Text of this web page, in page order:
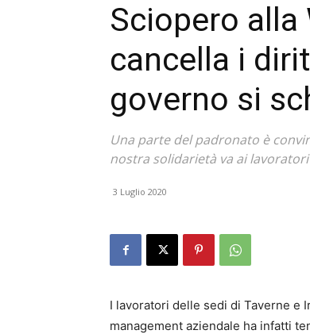
Sciopero alla
cancella i
governo si
Una parte del padronato è
nostra solidarietà va ai
3 Luglio 2020
I lavoratori delle sedi di Taverne e
management aziendale ha infatti